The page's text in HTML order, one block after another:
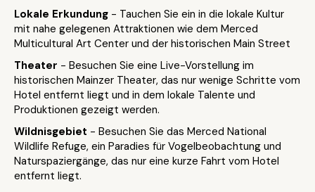
Lokale Erkundung - Tauchen Sie ein in die lokale Kultur
mit nahe gelegenen Attraktionen wie dem Merced
Multicultural Art Center und der historischen Main Street
Theater - Besuchen Sie eine Live-Vorstellung im
historischen Mainzer Theater, das nur wenige Schritte vom
Hotel entfernt liegt und in dem lokale Talente und
Produktionen gezeigt werden.
Wildnisgebiet - Besuchen Sie das Merced National
Wildlife Refuge, ein Paradies für Vogelbeobachtung und
Naturspaziergänge, das nur eine kurze Fahrt vom Hotel
entfernt liegt.